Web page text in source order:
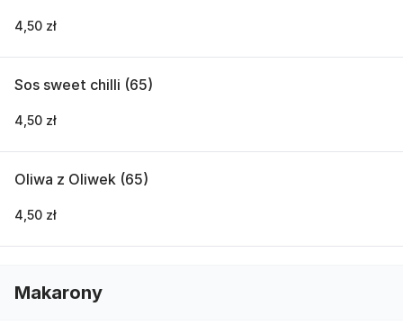
4,50 zł
Sos sweet chilli (65)
4,50 zł
Oliwa z Oliwek (65)
4,50 zł
Makarony